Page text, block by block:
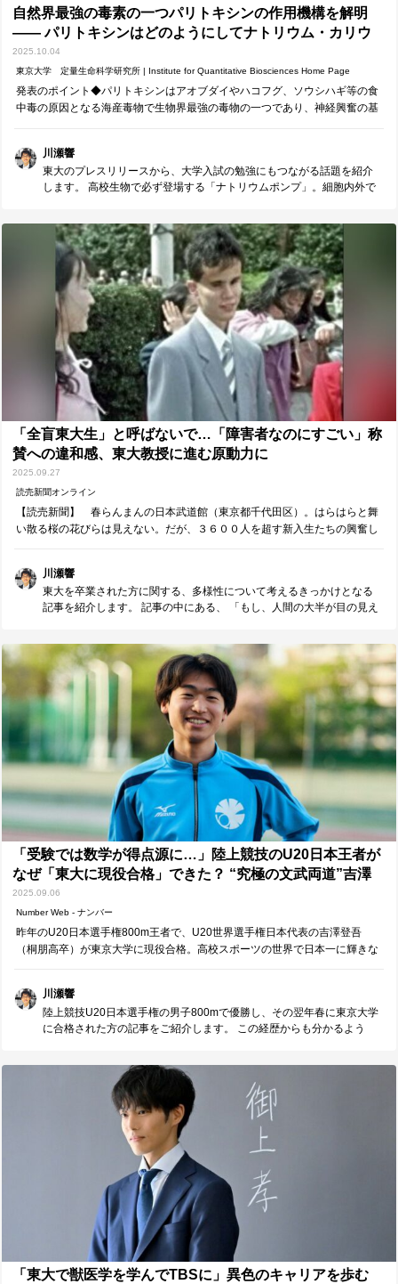
自然界最強の毒素の一つパリトキシンの作用機構を解明
―― パリトキシンはどのようにしてナトリウム・カリウ
ムポンプを 陽イオンチャネルに変えるか ―― | 東京大学
定量生命科学研究所
2025.10.04
東京大学 定量生命科学研究所 | Institute for Quantitative Biosciences Home Page
発表のポイント◆パリトキシンはアオブダイやハコフグ、ソウシハギ等の食
中毒の原因となる海産毒物で生物界最強の毒物の一つであり、神経興奮の基
川瀬響
東大のプレスリリースから、大学入試の勉強にもつながる話題を紹介
します。 高校生物で必ず登場する「ナトリウムポンプ」。細胞内外で
るプレスリリースでは、その働きが分かりやすく説明されています。
生物を学ぶと、「なぜ毒が危険なのか」というメカニズムも理解でき
るようになります。例えば、フグ毒（テトロドトキシン）はナトリウ
ムチャネルを阻害するため、興奮の伝導が止まってしまいます。一
方、パリトキシンはナトリウムポンプを異常に変化させ、陽イオンを
何でも通してしまう“チャネル化”を引き起こします。 (「陽イオンを何
でも通す」仕組みが、化学で学ぶ「陽イオン交換膜」と似ているとい
うのも興味深い点だと思います。) 記事の最後には、 「チャネルとポン
プは果たすべき役割が違い、それに応じて蛋白質のデザインの方針も
違うということが、今回の研究で明らかになった」 とまとめられてい
ます。生命現象を支える分子が目的に応じて精密に設計されていると
いうことに、 受験勉強の先にある“学問の面白さ”を感じられるのではな
いでしょうか。 入試で問われる知識と、研究最前線がどのようにつな
がっているのか――特に生物選択の方は、ぜひ記事を読んでみてくだ
さい。
「全盲東大生」と呼ばないで…「障害者なのにすごい」称
賛への違和感、東大教授に進む原動力に
2025.09.27
読売新聞オンライン
【読売新聞】 春らんまんの日本武道館（東京都千代田区）。はらはらと舞
い散る桜の花びらは見えない。だが、３６００人を超す新入生たちの興奮し
川瀬響
東大を卒業された方に関する、多様性について考えるきっかけとなる
記事を紹介します。 記事の中にある、 「もし、人間の大半が目の見え
っているな」と思うことがあります。しかし、その感情は「自分は多
数派で相手は少数派」という前提から生まれているのかもしれませ
ん。そう気づくと、無意識のうちに上下の物差しを持っていたことに
ハッとさせられます。 実際には、目が見えないからこそできることが
あり、目が見えるからこそできることもある。どちらが優れていると
いう話ではなく、それぞれが持っている力や背景の違いがあるだけで
す。 人は生まれ持ったものや育った環境、経験してきたことが一人ひ
とり異なります。その違いを一つの物差しで優劣づけ、排除してしま
う社会は、実は全ての人類にとって生きにくい世界になるのではない
でしょうか。 「多様性」という言葉が叫ばれて久しい世の中ですが、
なぜ「多様性」が重要なのか（あるいは重要ではないのか）、 考えて
みることも大切な学びだと思います。
「受験では数学が得点源に…」陸上競技のU20日本王者が
なぜ「東大に現役合格」できた？ “究極の文武両道”吉澤
登吾が描く“どっちも選ぶ”未来図（生島淳）
2025.09.06
Number Web - ナンバー
昨年のU20日本選手権800m王者で、U20世界選手権日本代表の吉澤登吾
（桐朋高卒）が東京大学に現役合格。高校スポーツの世界で日本一に輝きな
川瀬響
陸上競技U20日本選手権の男子800mで優勝し、その翌年春に東京大学
に合格された方の記事をご紹介します。 この経歴からも分かるよう
重ねてきたのでしょう。 その姿勢が、東大合格という大きな成果につ
ながったのだと思います。 記事の中にあった、 「大学生活で楽しみな
のは、勉強に対して、自分の能力を最大限に投下する熱量を持つ仲間
に会えるだろうな、ということです。」 という言葉には、心から驚か
されました。 陸上競技で日本一に輝くような方が、さらに勉強に対し
ても“全力を注ぐ仲間に出会えること”を楽しみにしている。 その真摯さ
と向上心に、ただただ尊敬の気持ちを抱きます。 もちろん、その裏に
は想像を絶する努力があったはずです。 でも、「すべてに全力で、し
かも楽しみながら向き合う」という姿勢こそが、可能性をどこまでも
広げていくのだと、この記事から改めて教えてもらいました。
「東大で獣医学を学んでTBSに」異色のキャリアを歩む